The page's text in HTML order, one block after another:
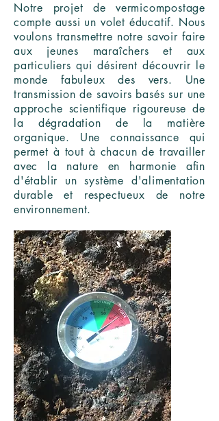
Notre projet de vermicompostage
compte aussi un volet éducatif. Nous
voulons transmettre notre savoir faire
aux jeunes maraîchers et aux
particuliers qui désirent découvrir le
monde fabuleux des vers. Une
transmission de savoirs basés sur une
approche scientifique rigoureuse de
la dégradation de la matière
organique. Une connaissance qui
permet à tout à chacun de travailler
avec la nature en harmonie afin
d'établir un système d'alimentation
durable et respectueux de notre
environnement.